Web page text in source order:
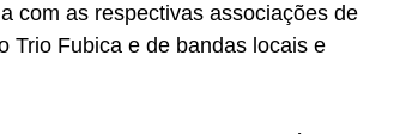
com as respectivas associações de
Trio Fubica e de bandas locais e